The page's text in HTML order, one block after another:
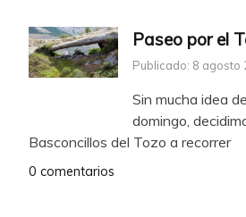
Paseo por el
Publicado: 8 agosto
Sin mucha idea
domingo,
Basconcillos del Tozo a recorrer
0 comentarios